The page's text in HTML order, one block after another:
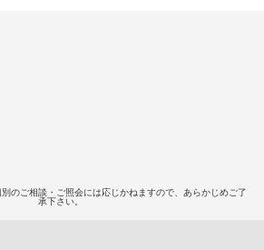
のご相談・ご照会には応じかねますので、あらかじめご了
承下さい。